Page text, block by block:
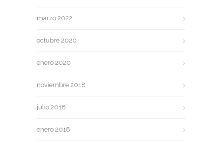
marzo 2022
octubre 2020
enero 2020
noviembre 2018
julio 2018
enero 2018